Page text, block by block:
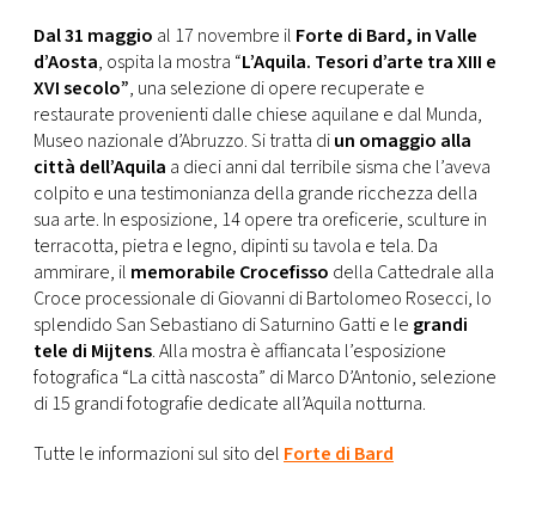
Dal 31 maggio al 17 novembre il Forte di Bard, in Valle
d’Aosta, ospita la mostra “L’Aquila. Tesori d’arte tra XIII e
XVI secolo”, una selezione di opere recuperate e
restaurate provenienti dalle chiese aquilane e dal Munda,
Museo nazionale d’Abruzzo. Si tratta diun omaggio alla
città dell’Aquila a dieci anni dal terribile sisma che l’aveva
colpito e una testimonianza della grande ricchezza della
sua arte. In esposizione, 14 opere tra oreficerie, sculture in
terracotta, pietra e legno, dipinti su tavola e tela. Da
ammirare, il memorabile Crocefisso della Cattedrale alla
Croce processionale di Giovanni di Bartolomeo Rosecci, lo
splendido San Sebastiano di Saturnino Gatti e le grandi
tele di Mijtens. Alla mostra è affiancata l’esposizione
fotografica “La città nascosta” di Marco D’Antonio, selezione
di 15 grandi fotografie dedicate all’Aquila notturna.
Tutte le informazioni sul sito del Forte di Bard